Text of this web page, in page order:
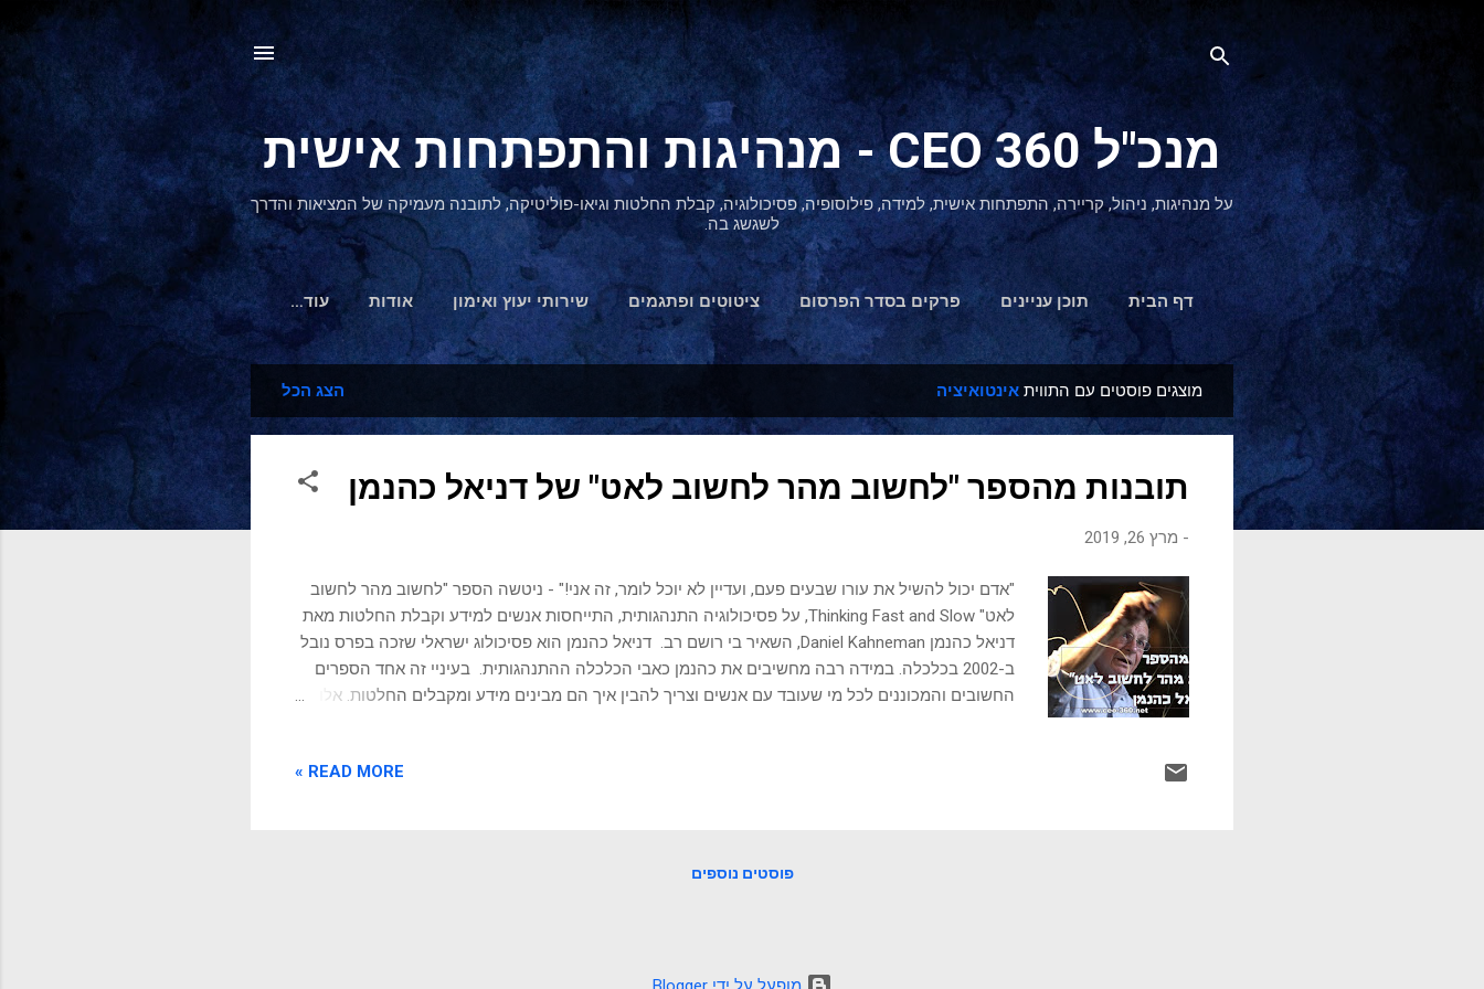
דילוג לתוכן הראשי
מנכ"ל 360 CEO - מנהיגות והתפתחות אישית
על מנהיגות, ניהול, קריירה, התפתחות אישית, למידה, פילוסופיה, פסיכולוגיה, קבלת החלטות וגיאו-פוליטיקה, לתובנה מעמיקה של המציאות והדרך
לשגשג בה.
דף הבית תוכן עניינים פרקים בסדר הפרסום ציטוטים ופתגמים שירותי יעוץ ואימון אודות ‏עוד…
הצהרת נגישות
ש
מוצגים פוסטים עם התווית אינטואיציה הצג הכל
תובנות מהספר "לחשוב מהר לחשוב לאט" של דניאל כהנמן
- מרץ 26, 2019
"אדם יכול להשיל את עורו שבעים פעם, ועדיין לא יוכל לומר, זה אני!" - ניטשה הספר "לחשוב מהר לחשוב
לאט" Thinking Fast and Slow, על פסיכולוגיה התנהגותית, התייחסות אנשים למידע וקבלת החלטות מאת
דניאל כהנמן Daniel Kahneman, השאיר בי רושם רב. דניאל כהנמן הוא פסיכולוג ישראלי שזכה בפרס נובל
ב-2002 בכלכלה. במידה רבה מחשיבים את כהנמן כאבי הכלכלה ההתנהגותית. בעיניי זה אחד הספרים
החשובים והמכוננים לכל מי שעובד עם אנשים וצריך להבין איך הם מבינים מידע ומקבלים החלטות. אלו
להרבה מידע ומתקבלות הרבה החלטות. אבל ישנן החלטות גדולות ובעלות משמעות ארוכת טווח מידי
READ MORE »
פוסטים נוספים